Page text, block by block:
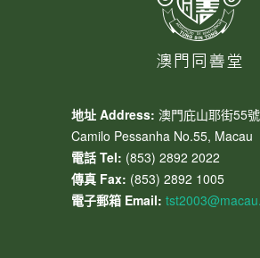
地址 Address: 澳門庇山耶街55
Camilo Pessanha No.55, Macau
電話 Tel: (853) 2892 2022
傳真 Fax: (853) 2892 1005
電子郵箱 Email: